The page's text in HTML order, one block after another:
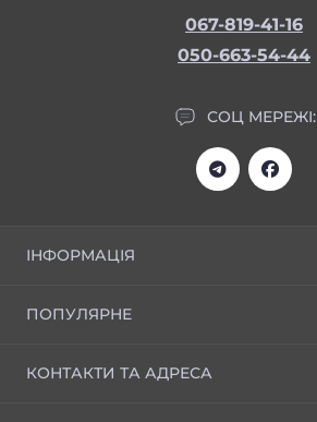
067-819-41-16
050-663-54-44
СОЦ МЕРЕЖІ:
ІНФОРМАЦІЯ
Відгуки
Скачати прайс
ПОПУЛЯРНЕ
Креми універсальні
КОНТАКТИ ТА АДРЕСА